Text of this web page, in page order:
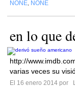
NONE NONE
en lo que
http://
varias veces su
El 16 enero 2014 por